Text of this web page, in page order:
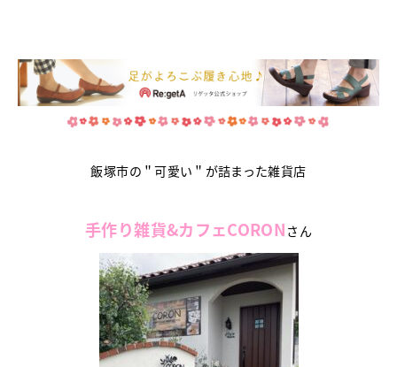
飯塚市の＂可愛い＂が詰まった雑貨店
手作り雑貨&カフェCORON さん